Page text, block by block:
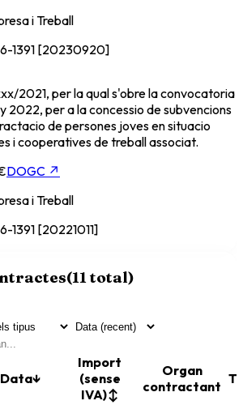
i Treball
1391 [20230920]
2021, per la qual s'obre la convocatoria
2022, per a la concessio de subvencions
de persones joves en situacio
i cooperatives de treball associat.
DOGC ↗
i Treball
1391 [20221011]
(11total)
Data↓
Import
(sense
IVA)↕
Organ
contractant